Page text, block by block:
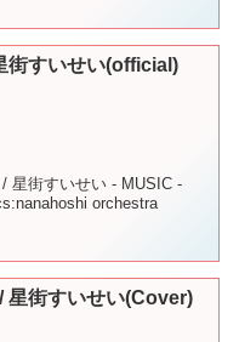
街すいせい(official)
星街すいせい - MUSIC -
orchestra
星街すいせい(Cover)